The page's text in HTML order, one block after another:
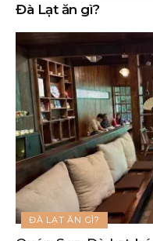
Đà Lạt ăn gì?
ĐÀ LẠT ĂN GÌ?